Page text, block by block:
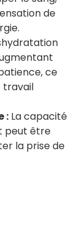
de
ce
travail
: La capacité
peut être
la prise de